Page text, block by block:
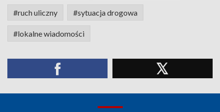
#ruch uliczny #sytuacja drogowa
#lokalne wiadomości